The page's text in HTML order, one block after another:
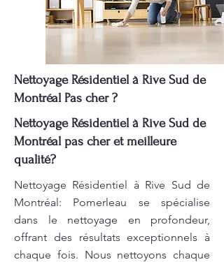
Nettoyage Résidentiel à Rive Sud de
Montréal Pas cher ?
Nettoyage Résidentiel à Rive Sud de
Montréal pas cher et meilleure
qualité?
Nettoyage Résidentiel à Rive Sud de
Montréal: Pomerleau se spécialise
dans le nettoyage en profondeur,
offrant des résultats exceptionnels à
chaque fois. Nous nettoyons chaque